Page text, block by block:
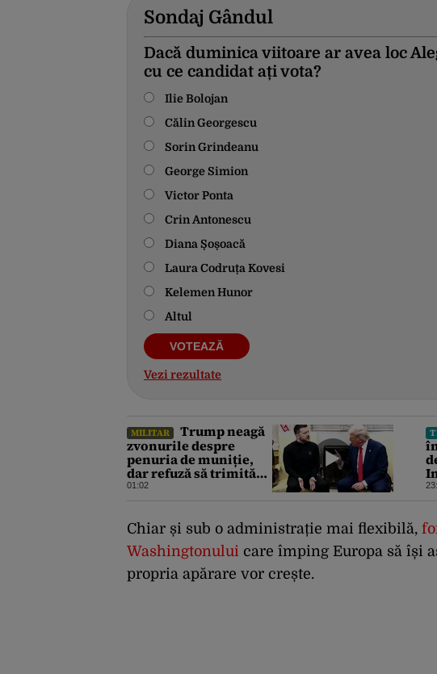
Sondaj Gândul
Dacă duminica viitoare ar avea loc
cu ce candidat ați vota?
Ilie Bolojan
Călin Georgescu
Sorin Grindeanu
George Simion
Victor Ponta
Crin Antonescu
Diana Șoșoacă
Laura Codruța Kovesi
Kelemen Hunor
Altul
Vezi rezultate
MILITAR
Trump neagă
zvonurile despre
penuria de muniție,
dar refuză să trimită
rachete Ucrainei:
01:02
Chiar și sub o administrație mai flexibilă,
Washingtonului care împing Europa să își
propria apărare vor crește.